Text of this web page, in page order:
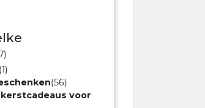
(1)
(56)
voor